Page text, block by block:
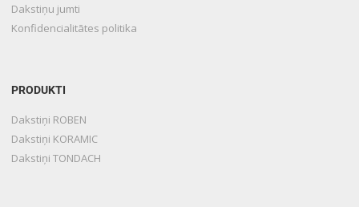
Dakstiņu jumti
Konfidencialitātes politika
PRODUKTI
Dakstiņi ROBEN
Dakstiņi KORAMIC
Dakstiņi TONDACH